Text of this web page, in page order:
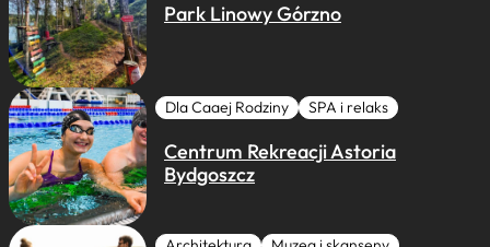
Park Linowy Górzno
Dla Caaej Rodziny SPA i relaks
Centrum Rekreacji Astoria
Bydgoszcz